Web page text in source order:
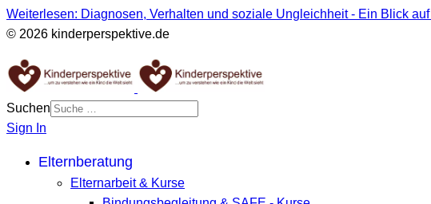
Weiterlesen: Diagnosen, Verhalten und soziale Ungleichheit - Ein Blick
© 2026 kinderperspektive.de
Suchen
Sign In
Elternberatung
Elternarbeit & Kurse